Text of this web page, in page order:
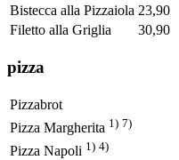
Bistecca alla Pizzaiola 23,90
Filetto alla Griglia
30,90
pizza
Pizzabrot
Pizza Margherita 1) 7)
Pizza Napoli 1) 4)